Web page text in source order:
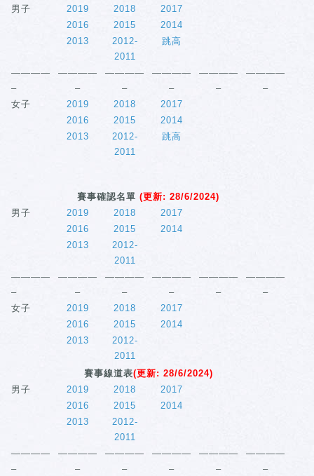
男子
2019 2018
2017
2016
2015
2014
2013
2012-
2011
跳高
————
–
————
–
————
–
————
–
————
–
————
–
女子
2019 2018
2017
2016
2015
2014
2013
2012-
2011
跳高
賽事確認名單 (更新: 28/6/2024)
男子
2019 2018
2017
2016
2015
2014
2013
2012-
2011
————
–
————
–
————
–
————
–
————
–
————
–
女子
2019 2018
2017
2016
2015
2014
2013
2012-
2011
賽事線道表(更新: 28/6/2024)
男子
2019 2018
2017
2016
2015
2014
2013
2012-
2011
————
–
————
–
————
–
————
–
————
–
————
–